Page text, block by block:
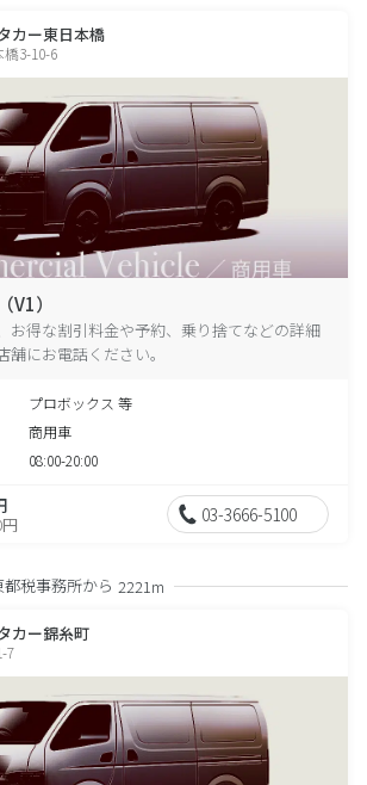
カー東日本橋
3-10-6
）
お得な割引料金や予約、乗り捨てなどの詳細
にお電話ください。
プロボックス 等
商用車
08:00-20:00
03-3666-5100
税事務所から 2221m
カー錦糸町
7